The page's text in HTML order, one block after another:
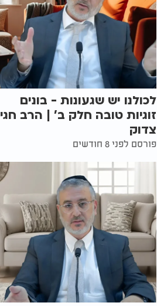
לכולנו יש שגעונות - בונים
זוגיות טובה חלק ב' | הרב חגי
צדוק
פורסם לפני 8 חודשים